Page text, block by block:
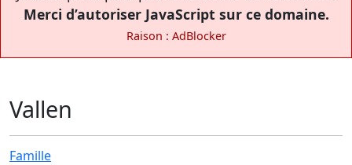
Merci d’autoriser JavaScript sur ce domaine.
Raison : AdBlocker
Vallen
Famille